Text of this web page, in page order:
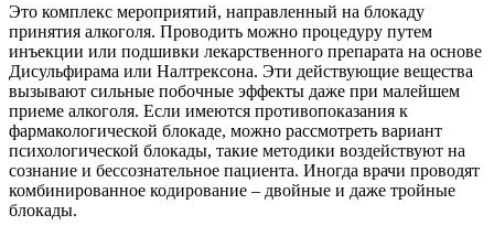
Это комплекс мероприятий, направленный на блокаду
принятия алкоголя. Проводить можно процедуру путем
инъекции или подшивки лекарственного препарата на основе
Дисульфирама или Налтрексона. Эти действующие вещества
вызывают сильные побочные эффекты даже при малейшем
приеме алкоголя. Если имеются противопоказания к
фармакологической блокаде, можно рассмотреть вариант
психологической блокады, такие методики воздействуют на
сознание и бессознательное пациента. Иногда врачи проводят
комбинированное кодирование – двойные и даже тройные
блокады.